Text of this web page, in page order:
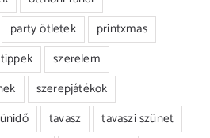
party ötletek
printxmas
szerelem
szerepjátékok
tavasz
tavaszi szünet